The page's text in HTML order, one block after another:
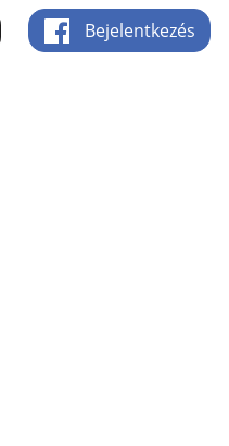
Bejelentkezés